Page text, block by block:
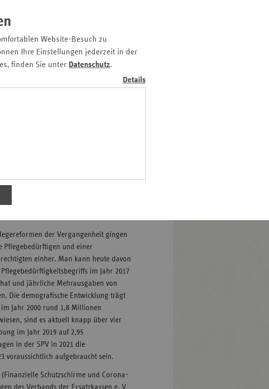
Website-Besuch zu
Ihre Einstellungen jederzeit in der
finden Sie unter Datenschutz.
Details
Sachsen
Sachsen-
Schleswig-
zu begrenzen.
der Vergangenheit gingen
Pflegebedürftigen und einer
einher. Man kann heute davon
im Jahr 2017
und jährliche Mehrausgaben von
Die demografische Entwicklung trägt
Jahr 2000 rund 1,8 Millionen
sind es aktuell knapp über vier
im Jahr 2019 auf 2,95
in der SPV in 2021 die
voraussichtlich aufgebraucht sein.
Schutzschirme und Corona-
des Verbands der Ersatzkassen e. V.